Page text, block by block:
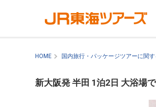
HOME 国内旅行・パッケージツアーに関
新大阪発 半田 1泊2日 大浴場